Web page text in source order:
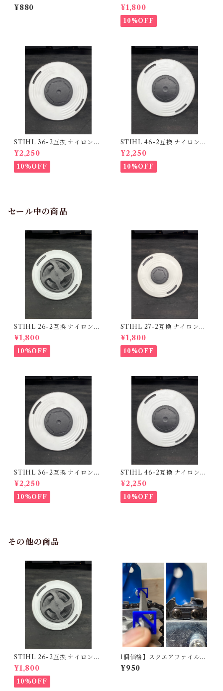
産刈払機(草刈機) 7mm/8mm/
ライトニングロード/オートカ
¥880 ッターヘッド
¥1,800
10%OFF
STIHL 36-2互換 ナイロンカ
ッターヘッド
¥2,250
10%OFF
STIHL 46-2互換 ナイロンカ
ッターヘッド
¥2,250
10%OFF
セール中の商品
STIHL 26-2互換 ナイロンカ
ッターヘッド
¥1,800
10%OFF
STIHL 27-2互換 ナイロンカ
ッターヘッド
¥1,800
10%OFF
STIHL 36-2互換 ナイロンカ
ッターヘッド
¥2,250
10%OFF
STIHL 46-2互換 ナイロンカ
ッターヘッド
¥2,250
10%OFF
その他の商品
STIHL 26-2互換 ナイロンカ
ッターヘッド
¥1,800
10%OFF
1個価格】スクエアファイルガ
イド
¥950